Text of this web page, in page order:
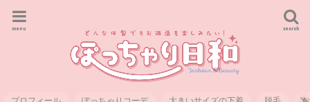
search
menu